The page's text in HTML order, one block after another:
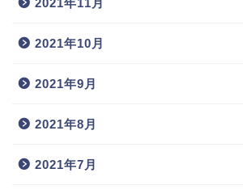
2021年10月
2021年9月
2021年8月
2021年7月